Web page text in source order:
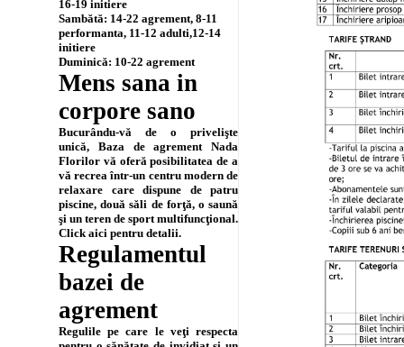
16-19 initiere
Sambătă: 14-22 agrement, 8-11
performanta, 11-12 adulti,12-14
initiere
Duminică: 10-22 agrement
Mens sana in
corpore sano
Bucurându-vă de o privelişte
unică, Baza de agrement Nada
Florilor vă oferă posibilitatea de a
vă recrea într-un centru modern de
relaxare care dispune de patru
piscine, două săli de forţă, o saună
şi un teren de sport multifuncţional.
Click aici pentru detalii.
Regulamentul
bazei de
agrement
Regulile pe care le veţi respecta